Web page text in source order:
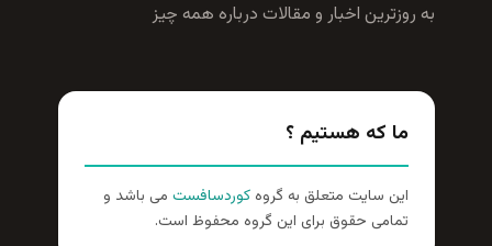
به روزترين اخبار و مقالات درباره همه چيز
ما که هستیم ؟
این سایت متعلق به گروهکوردسافست می باشد و
تمامی حقوق برای این گروه محفوظ است.